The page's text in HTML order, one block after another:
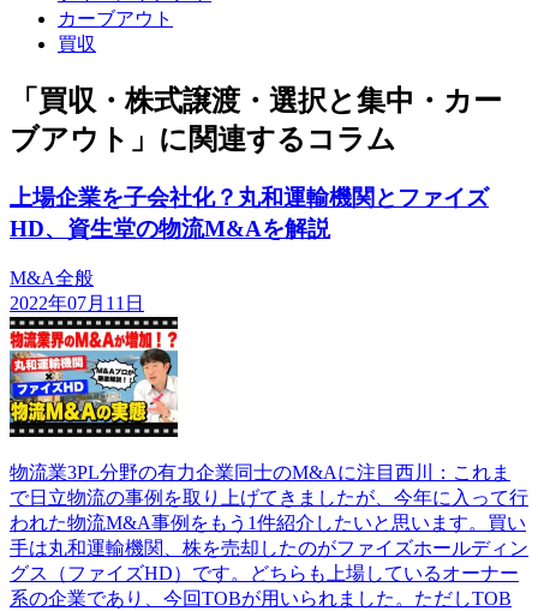
カーブアウト
買収
「買収・株式譲渡・選択と集中・カー
ブアウト」に関連するコラム
上場企業を子会社化？丸和運輸機関とファイズ
HD、資生堂の物流M&Aを解説
M&A全般
2022年07月11日
物流業3PL分野の有力企業同士のM&Aに注目西川：これま
で日立物流の事例を取り上げてきましたが、今年に入って行
われた物流M&A事例をもう1件紹介したいと思います。買い
手は丸和運輸機関、株を売却したのがファイズホールディン
グス（ファイズHD）です。どちらも上場しているオーナー
系の企業であり、今回TOBが用いられました。ただしTOB